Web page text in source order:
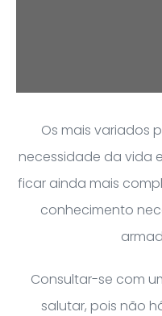
Os mais variados
necessidade da vida
ficar ainda mais
conhecimento
Consultar-se com
salutar, pois não